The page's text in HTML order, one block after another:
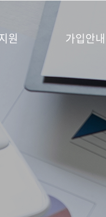
원 가입안내